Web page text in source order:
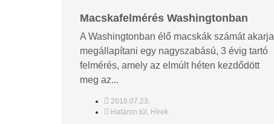
Macskafelmérés Washingtonban
A Washingtonban élő macskák számát akarja
megállapítani egy nagyszabású, 3 évig tartó
felmérés, amely az elmúlt héten kezdődött
meg az...
2018.07.23.
Határon túl , Hírek